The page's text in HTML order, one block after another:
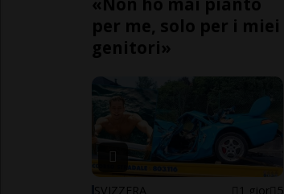
per me, solo per i miei
genitori»
SVIZZERA 1 gior 5